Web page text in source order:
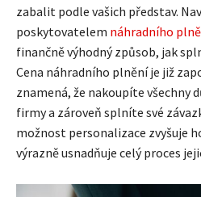
zabalit podle vašich představ.
poskytovatelem náhradního
finančně výhodný způsob, jak
Cena náhradního plnění je již
znamená, že nakoupíte všechny
firmy a zároveň splníte své
možnost personalizace zvyšuje
výrazně usnadňuje celý proces